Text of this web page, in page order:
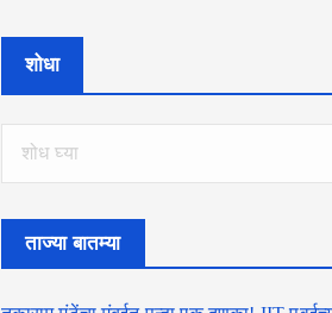
शोधा
ताज्या बातम्या